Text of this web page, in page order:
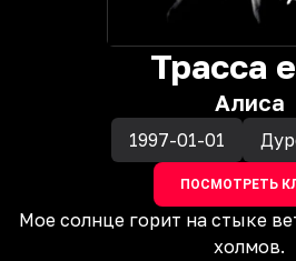
Трасса
Алиса
1997-01-01
ПОСМОТРЕТЬ
Мое солнце горит на стыке
холмов.